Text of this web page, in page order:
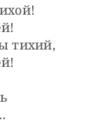
тихий,